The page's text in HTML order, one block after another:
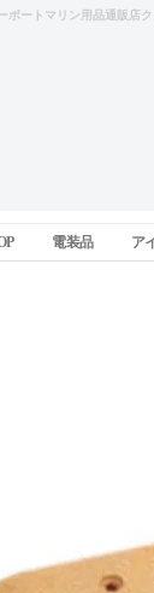
ボートマリン用品通販店
電装品 ア